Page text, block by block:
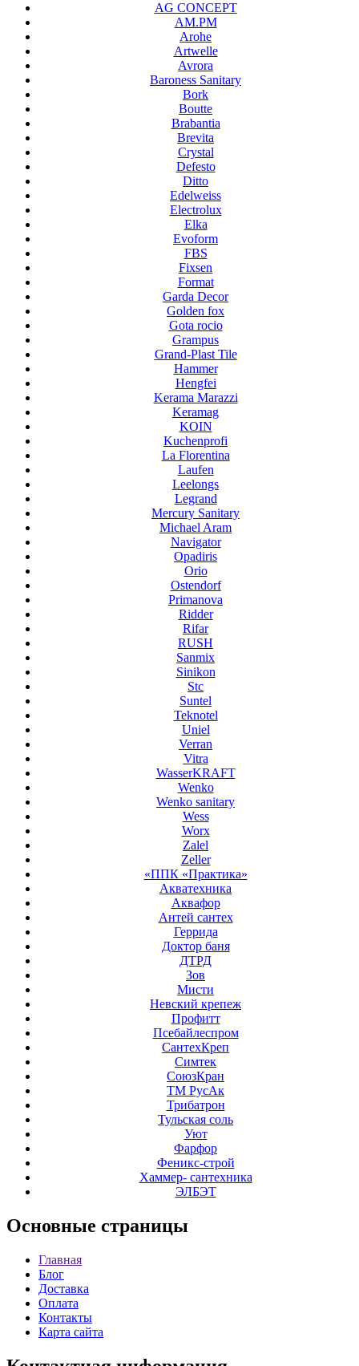
AG CONCEPT
AM.PM
Arohe
Artwelle
Avrora
Baroness Sanitary
Bork
Boutte
Brabantia
Brevita
Crystal
Defesto
Ditto
Edelweiss
Electrolux
Elka
Evoform
FBS
Fixsen
Format
Garda Decor
Golden fox
Gota rocio
Grampus
Grand-Plast Tile
Hammer
Hengfei
Kerama Marazzi
Keramag
KOIN
Kuchenprofi
La Florentina
Laufen
Leelongs
Legrand
Mercury Sanitary
Michael Aram
Navigator
Opadiris
Orio
Ostendorf
Primanova
Ridder
Rifar
RUSH
Sanmix
Sinikon
Stc
Suntel
Teknotel
Uniel
Verran
Vitra
WasserKRAFT
Wenko
Wenko sanitary
Wess
Worx
Zalel
Zeller
«ППК «Практика»
Акватехника
Аквафор
Антей сантех
Геррида
Доктор баня
ДТРД
Зов
Мисти
Невский крепеж
Профитт
Псебайлеспром
СантехКреп
Симтек
СоюзКран
ТМ РусАк
Трибатрон
Тульская соль
Уют
Фарфор
Феникс-строй
Хаммер- сантехника
ЭЛБЭТ
Основные страницы
Главная
Блог
Доставка
Оплата
Контакты
Карта сайта